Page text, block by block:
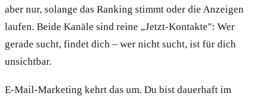
aber nur, solange das Ranking stimmt oder die Anzeigen
laufen. Beide Kanäle sind reine „Jetzt-Kontakte": Wer
gerade sucht, findet dich – wer nicht sucht, ist für dich
unsichtbar.
E-Mail-Marketing kehrt das um. Du bist dauerhaft im